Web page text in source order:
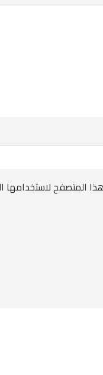
المتصفح لاستخدامها